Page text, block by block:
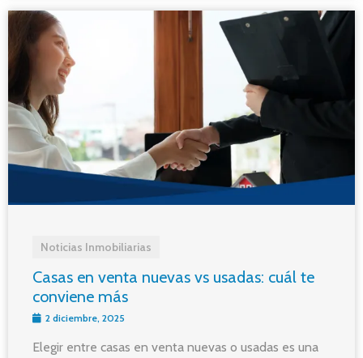
Noticias Inmobiliarias
Casas en venta nuevas vs usadas: cuál te
conviene más
2 diciembre, 2025
Elegir entre casas en venta nuevas o usadas es una